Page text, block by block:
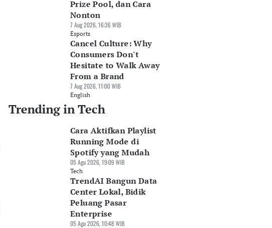
Prize Pool, dan Cara
Nonton
7 Aug 2026, 16:36 WIB
Esports
Cancel Culture: Why
Consumers Don't
Hesitate to Walk Away
From a Brand
7 Aug 2026, 11:00 WIB
English
Trending in Tech
Cara Aktifkan Playlist
Running Mode di
Spotify yang Mudah
05 Agu 2026, 19:09 WIB
Tech
TrendAI Bangun Data
Center Lokal, Bidik
Peluang Pasar
Enterprise
05 Agu 2026, 10:48 WIB